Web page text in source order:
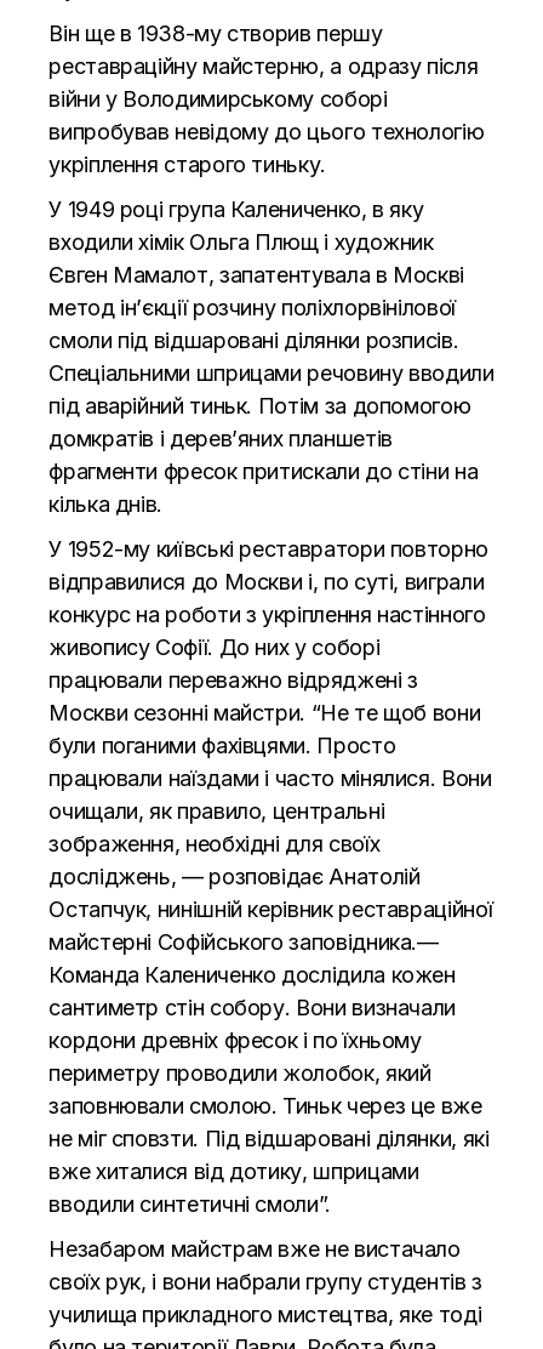
Він ще в 1938-му створив першу
реставраційну майстерню, а одразу після
війни у Володимирському соборі
випробував невідому до цього технологію
укріплення старого тиньку.
У 1949 році група Калениченко, в яку
входили хімік Ольга Плющ і художник
Євген Мамалот, запатентувала в Москві
метод ін’єкції розчину поліхлорвінілової
смоли під відшаровані ділянки розписів.
Спеціальними шприцами речовину вводили
під аварійний тиньк. Потім за допомогою
домкратів і дерев’яних планшетів
фрагменти фресок притискали до стіни на
кілька днів.
У 1952-му київські реставратори повторно
відправилися до Москви і, по суті, виграли
конкурс на роботи з укріплення настінного
живопису Софії. До них у соборі
працювали переважно відряджені з
Москви сезонні майстри. “Не те щоб вони
були поганими фахівцями. Просто
працювали наїздами і часто мінялися. Вони
очищали, як правило, центральні
зображення, необхідні для своїх
досліджень, — розповідає Анатолій
Остапчук, нинішній керівник реставраційної
майстерні Софійського заповідника.—
Команда Калениченко дослідила кожен
сантиметр стін собору. Вони визначали
кордони древніх фресок і по їхньому
периметру проводили жолобок, який
заповнювали смолою. Тиньк через це вже
не міг сповзти. Під відшаровані ділянки, які
вже хиталися від дотику, шприцами
вводили синтетичні смоли”.
Незабаром майстрам вже не вистачало
своїх рук, і вони набрали групу студентів з
училища прикладного мистецтва, яке тоді